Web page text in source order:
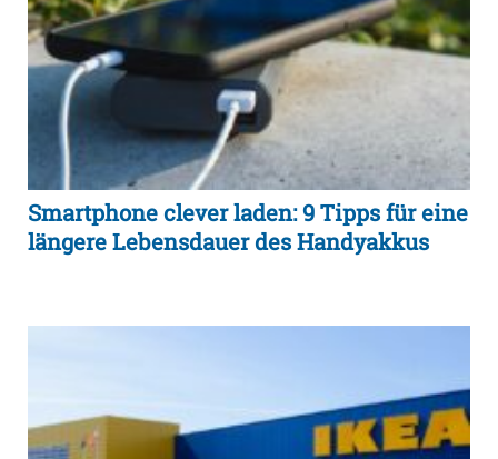
Smartphone clever laden: 9 Tipps für eine
längere Lebensdauer des Handyakkus